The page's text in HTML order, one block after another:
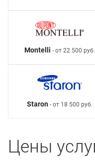
Montelli - от 22 500 руб.
Staron - от 18 500 руб.
Цены